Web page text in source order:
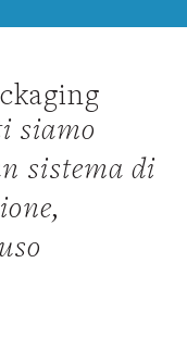
siamo
sistema di